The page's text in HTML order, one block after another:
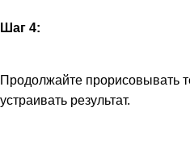
Шаг 4:
Продолжайте прорисовывать
устраивать результат.